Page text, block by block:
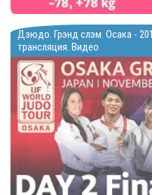
Дзюдо. Грэнд слэм. Осака -
трансляция. Видео